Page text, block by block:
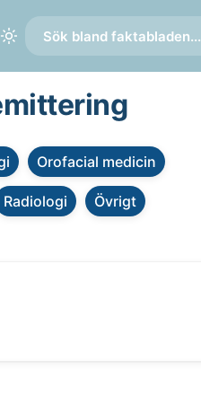
Sök bland faktabladen...
Orofacial medicin
Radiologi Övrigt